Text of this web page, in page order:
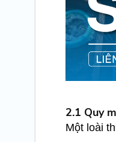
2.1 Quy
Một loài